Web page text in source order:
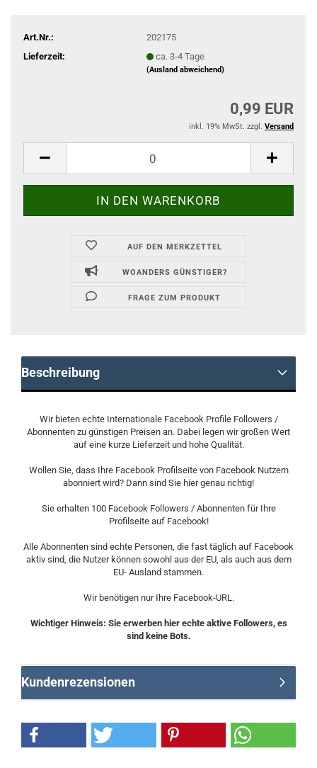
Art.Nr.:
202175
Lieferzeit:
ca. 3-4 Tage
(Ausland abweichend)
0,99 EUR
inkl. 19% MwSt. zzgl. Versand
AUF DEN MERKZETTEL
WOANDERS GÜNSTIGER?
FRAGE ZUM PRODUKT
Beschreibung
Wir bieten echte Internationale Facebook Profile Followers /
Abonnenten zu günstigen Preisen an. Dabei legen wir großen Wert
auf eine kurze Lieferzeit und hohe Qualität.
Wollen Sie, dass Ihre Facebook Profilseite von Facebook Nutzern
abonniert wird? Dann sind Sie hier genau richtig!
Sie erhalten 100 Facebook Followers / Abonnenten für Ihre
Profilseite auf Facebook!
Alle Abonnenten sind echte Personen, die fast täglich auf Facebook
aktiv sind, die Nutzer können sowohl aus der EU, als auch aus dem
EU- Ausland stammen.
Wir benötigen nur Ihre Facebook-URL.
Wichtiger Hinweis: Sie erwerben hier echte aktive Followers, es
sind keine Bots.
Kundenrezensionen